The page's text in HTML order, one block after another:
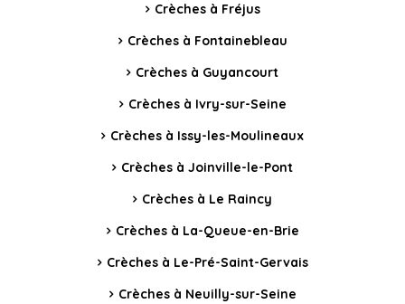
Crèches à Fréjus
Crèches à Fontainebleau
Crèches à Guyancourt
Crèches à Ivry-sur-Seine
Crèches à Issy-les-Moulineaux
Crèches à Joinville-le-Pont
Crèches à Le Raincy
Crèches à La-Queue-en-Brie
Crèches à Le-Pré-Saint-Gervais
Crèches à Neuilly-sur-Seine